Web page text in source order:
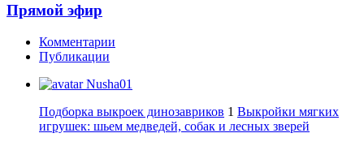
Прямой эфир
Комментарии
Публикации
Nusha01
Подборка выкроек динозавриков 1 Выкройки мягких
игрушек: шьем медведей, собак и лесных зверей